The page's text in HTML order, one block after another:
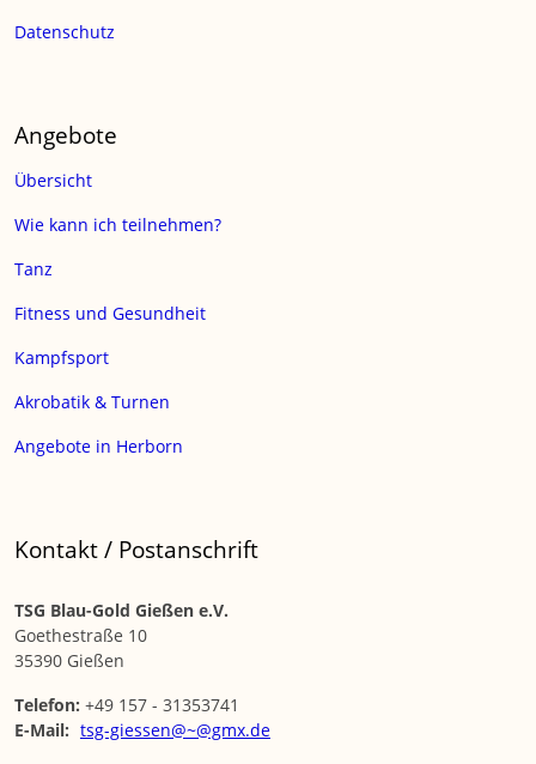
Datenschutz
Angebote
Übersicht
Wie kann ich teilnehmen?
Tanz
Fitness und Gesundheit
Kampfsport
Akrobatik & Turnen
Angebote in Herborn
Kontakt / Postanschrift
TSG Blau-Gold Gießen e.V.
Goethestraße 10
35390 Gießen
Telefon: +49 157 - 31353741
E-Mail: tsg-giessen@~@gmx.de